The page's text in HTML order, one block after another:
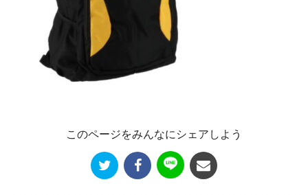
このページをみんなにシェアしよう